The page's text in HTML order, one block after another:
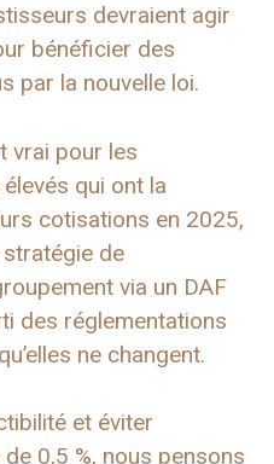
devraient agir
bénéficier des
par la nouvelle loi.
vrai pour les
qui ont la
cotisations en 2025,
de
via un DAF
des réglementations
ne changent.
et éviter
0,5 %, nous pensons